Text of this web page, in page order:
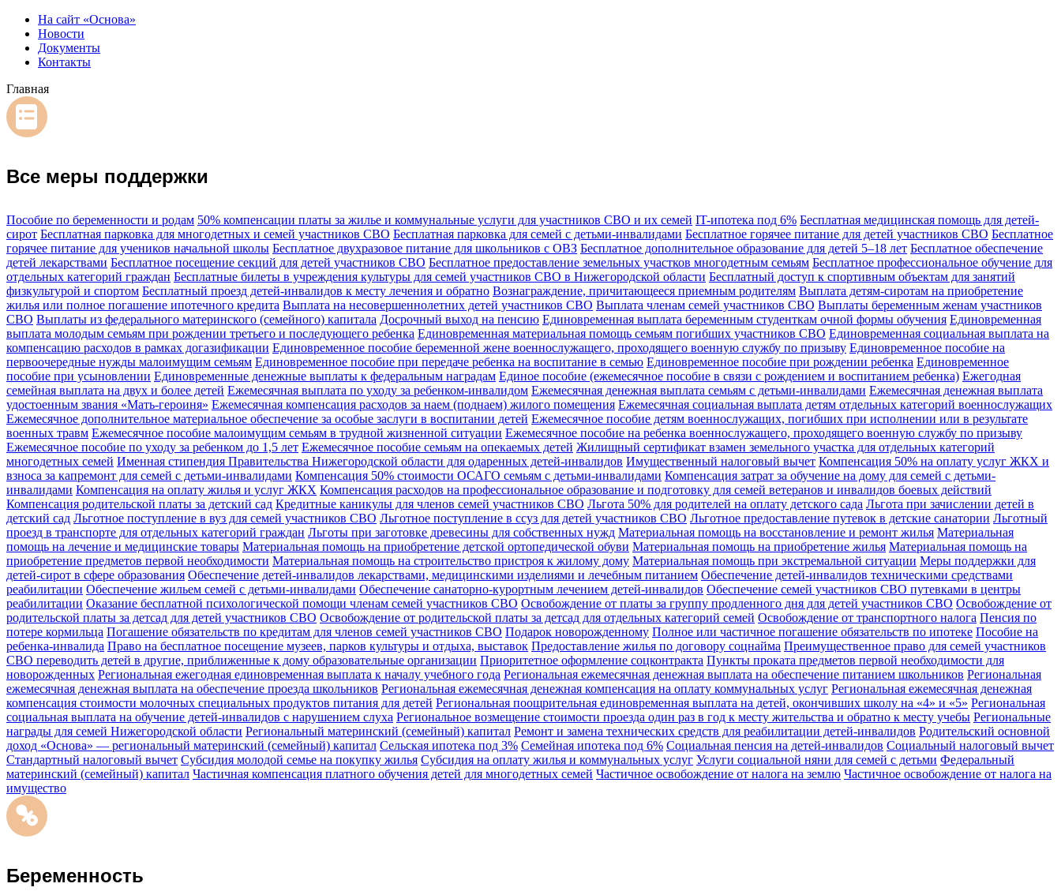
На сайт «Основа»
Новости
Документы
Контакты
Главная
Все меры поддержки
Пособие по беременности и родам 50% компенсации платы за жилье и коммунальные услуги для участников СВО и их семей IT-ипотека под 6% Бесплатная медицинская помощь для детей-
сирот Бесплатная парковка для многодетных и семей участников СВО Бесплатная парковка для семей с детьми-инвалидами Бесплатное горячее питание для детей участников СВО Бесплатное
горячее питание для учеников начальной школы Бесплатное двухразовое питание для школьников с ОВЗ Бесплатное дополнительное образование для детей 5–18 лет Бесплатное обеспечение
детей лекарствами Бесплатное посещение секций для детей участников СВО Бесплатное предоставление земельных участков многодетным семьям Бесплатное профессиональное обучение для
отдельных категорий граждан Бесплатные билеты в учреждения культуры для семей участников СВО в Нижегородской области Бесплатный доступ к спортивным объектам для занятий
физкультурой и спортом Бесплатный проезд детей-инвалидов к месту лечения и обратно Вознаграждение, причитающееся приемным родителям Выплата детям-сиротам на приобретение
жилья или полное погашение ипотечного кредита Выплата на несовершеннолетних детей участников СВО Выплата членам семей участников СВО Выплаты беременным женам участников
СВО Выплаты из федерального материнского (семейного) капитала Досрочный выход на пенсию Единовременная выплата беременным студенткам очной формы обучения Единовременная
выплата молодым семьям при рождении третьего и последующего ребенка Единовременная материальная помощь семьям погибших участников СВО Единовременная социальная выплата на
компенсацию расходов в рамках догазификации Единовременное пособие беременной жене военнослужащего, проходящего военную службу по призыву Единовременное пособие на
первоочередные нужды малоимущим семьям Единовременное пособие при передаче ребенка на воспитание в семью Единовременное пособие при рождении ребенка Единовременное
пособие при усыновлении Единовременные денежные выплаты к федеральным наградам Единое пособие (ежемесячное пособие в связи с рождением и воспитанием ребенка) Ежегодная
семейная выплата на двух и более детей Ежемесячная выплата по уходу за ребенком-инвалидом Ежемесячная денежная выплата семьям с детьми-инвалидами Ежемесячная денежная выплата
удостоенным звания «Мать-героиня» Ежемесячная компенсация расходов за наем (поднаем) жилого помещения Ежемесячная социальная выплата детям отдельных категорий военнослужащих
Ежемесячное дополнительное материальное обеспечение за особые заслуги в воспитании детей Ежемесячное пособие детям военнослужащих, погибших при исполнении или в результате
военных травм Ежемесячное пособие малоимущим семьям в трудной жизненной ситуации Ежемесячное пособие на ребенка военнослужащего, проходящего военную службу по призыву
Ежемесячное пособие по уходу за ребенком до 1,5 лет Ежемесячное пособие семьям на опекаемых детей Жилищный сертификат взамен земельного участка для отдельных категорий
многодетных семей Именная стипендия Правительства Нижегородской области для одаренных детей-инвалидов Имущественный налоговый вычет Компенсация 50% на оплату услуг ЖКХ и
взноса за капремонт для семей с детьми-инвалидами Компенсация 50% стоимости ОСАГО семьям с детьми-инвалидами Компенсация затрат за обучение на дому для семей с детьми-
инвалидами Компенсация на оплату жилья и услуг ЖКХ Компенсация расходов на профессиональное образование и подготовку для семей ветеранов и инвалидов боевых действий
Компенсация родительской платы за детский сад Кредитные каникулы для членов семей участников СВО Льгота 50% для родителей на оплату детского сада Льгота при зачислении детей в
детский сад Льготное поступление в вуз для семей участников СВО Льготное поступление в ссуз для детей участников СВО Льготное предоставление путевок в детские санатории Льготный
проезд в транспорте для отдельных категорий граждан Льготы при заготовке древесины для собственных нужд Материальная помощь на восстановление и ремонт жилья Материальная
помощь на лечение и медицинские товары Материальная помощь на приобретение детской ортопедической обуви Материальная помощь на приобретение жилья Материальная помощь на
приобретение предметов первой необходимости Материальная помощь на строительство пристроя к жилому дому Материальная помощь при экстремальной ситуации Меры поддержки для
детей-сирот в сфере образования Обеспечение детей-инвалидов лекарствами, медицинскими изделиями и лечебным питанием Обеспечение детей-инвалидов техническими средствами
реабилитации Обеспечение жильем семей с детьми-инвалидами Обеспечение санаторно-курортным лечением детей-инвалидов Обеспечение семей участников СВО путевками в центры
реабилитации Оказание бесплатной психологической помощи членам семей участников СВО Освобождение от платы за группу продленного дня для детей участников СВО Освобождение от
родительской платы за детсад для детей участников СВО Освобождение от родительской платы за детсад для отдельных категорий семей Освобождение от транспортного налога Пенсия по
потере кормильца Погашение обязательств по кредитам для членов семей участников СВО Подарок новорожденному Полное или частичное погашение обязательств по ипотеке Пособие на
ребенка-инвалида Право на бесплатное посещение музеев, парков культуры и отдыха, выставок Предоставление жилья по договору соцнайма Преимущественное право для семей участников
СВО переводить детей в другие, приближенные к дому образовательные организации Приоритетное оформление соцконтракта Пункты проката предметов первой необходимости для
новорожденных Региональная ежегодная единовременная выплата к началу учебного года Региональная ежемесячная денежная выплата на обеспечение питанием школьников Региональная
ежемесячная денежная выплата на обеспечение проезда школьников Региональная ежемесячная денежная компенсация на оплату коммунальных услуг Региональная ежемесячная денежная
компенсация стоимости молочных специальных продуктов питания для детей Региональная поощрительная единовременная выплата на детей, окончивших школу на «4» и «5» Региональная
социальная выплата на обучение детей-инвалидов с нарушением слуха Региональное возмещение стоимости проезда один раз в год к месту жительства и обратно к месту учебы Региональные
награды для семей Нижегородской области Региональный материнский (семейный) капитал Ремонт и замена технических средств для реабилитации детей-инвалидов Родительский основной
доход «Основа» — региональный материнский (семейный) капитал Сельская ипотека под 3% Семейная ипотека под 6% Социальная пенсия на детей-инвалидов Социальный налоговый вычет
Стандартный налоговый вычет Субсидия молодой семье на покупку жилья Субсидия на оплату жилья и коммунальных услуг Услуги социальной няни для семей с детьми Федеральный
материнский (семейный) капитал Частичная компенсация платного обучения детей для многодетных семей Частичное освобождение от налога на землю Частичное освобождение от налога на
имущество
Беременность